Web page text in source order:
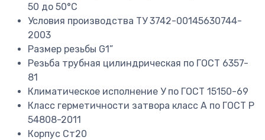
50 до 50°C
Условия производства ТУ 3742-00145630744-
2003
Размер резьбы G1”
Резьба трубная цилиндрическая по ГОСТ 6357-
81
Климатическое исполнение У по ГОСТ 15150-69
Класс герметичности затвора класс А по ГОСТ P
54808-2011
Корпус Ст20